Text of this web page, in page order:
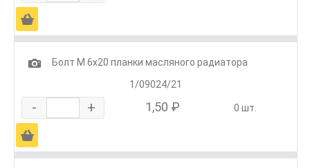
Ä
1
Болт М 6х20 планки масляного радиатора
1/09024/21
- + 1,50 ₽ 0 шт.
Ä